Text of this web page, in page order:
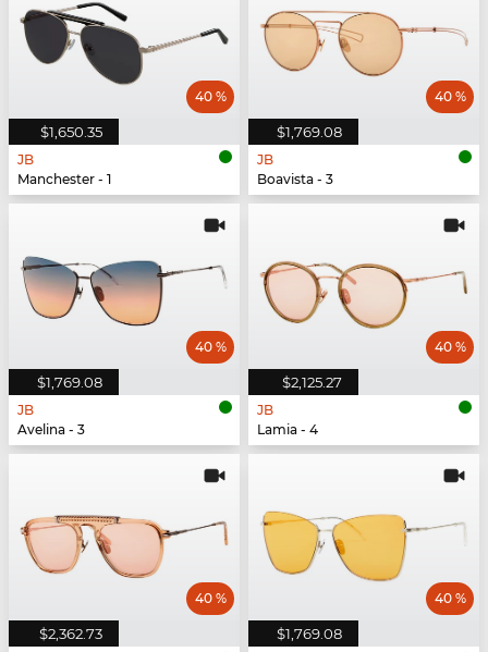
$1,650.35
40 %
JB
Manchester - 1
$1,769.08
40 %
JB
Boavista - 3
$1,769.08
40 %
JB
Avelina - 3
$2,125.27
40 %
JB
Lamia - 4
$2,362.73
40 %
$1,769.08
40 %